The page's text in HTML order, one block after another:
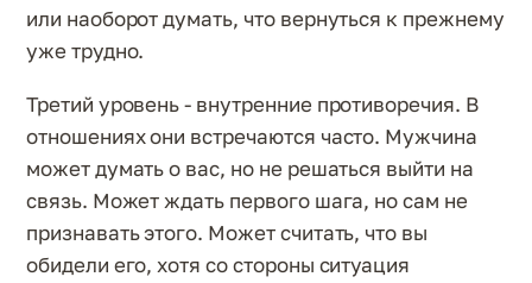
или наоборот думать, что вернуться к прежнему
уже трудно.
Третий уровень - внутренние противоречия. В
отношениях они встречаются часто. Мужчина
может думать о вас, но не решаться выйти на
связь. Может ждать первого шага, но сам не
признавать этого. Может считать, что вы
обидели его, хотя со стороны ситуация